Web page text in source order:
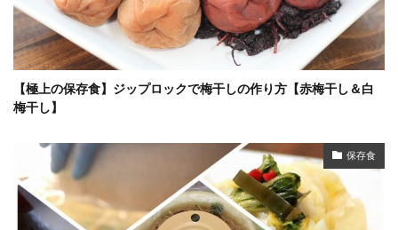
【極上の保存食】ジップロックで梅干しの作り方【赤梅干し＆白
梅干し】
保存食